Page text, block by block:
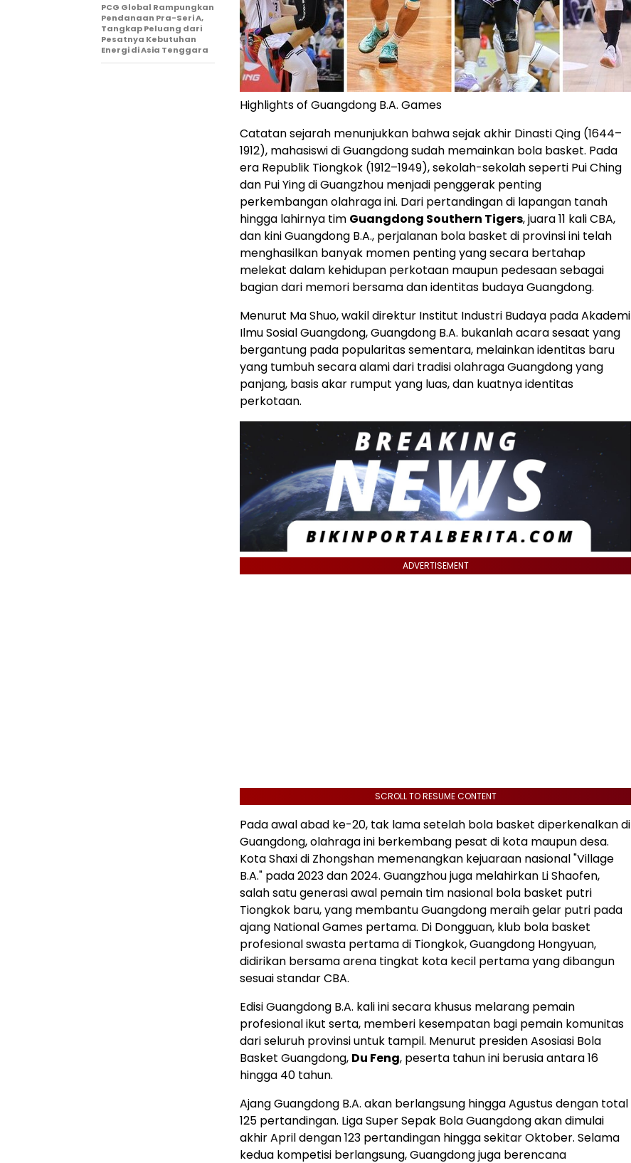
Highlights of Guangdong B.A. Games
Catatan sejarah menunjukkan bahwa sejak akhir Dinasti Qing (1644–
1912), mahasiswi di Guangdong sudah memainkan bola basket. Pada
era Republik Tiongkok (1912–1949), sekolah-sekolah seperti Pui Ching
dan Pui Ying di Guangzhou menjadi penggerak penting
perkembangan olahraga ini. Dari pertandingan di lapangan tanah
hingga lahirnya tim Guangdong Southern Tigers, juara 11 kali CBA,
dan kini Guangdong B.A., perjalanan bola basket di provinsi ini telah
menghasilkan banyak momen penting yang secara bertahap
melekat dalam kehidupan perkotaan maupun pedesaan sebagai
bagian dari memori bersama dan identitas budaya Guangdong.
Menurut Ma Shuo, wakil direktur Institut Industri Budaya pada Akademi
Ilmu Sosial Guangdong, Guangdong B.A. bukanlah acara sesaat yang
bergantung pada popularitas sementara, melainkan identitas baru
yang tumbuh secara alami dari tradisi olahraga Guangdong yang
panjang, basis akar rumput yang luas, dan kuatnya identitas
perkotaan.
ADVERTISEMENT
SCROLL TO RESUME CONTENT
Pada awal abad ke-20, tak lama setelah bola basket diperkenalkan di
Guangdong, olahraga ini berkembang pesat di kota maupun desa.
Kota Shaxi di Zhongshan memenangkan kejuaraan nasional "Village
B.A." pada 2023 dan 2024. Guangzhou juga melahirkan Li Shaofen,
salah satu generasi awal pemain tim nasional bola basket putri
Tiongkok baru, yang membantu Guangdong meraih gelar putri pada
ajang National Games pertama. Di Dongguan, klub bola basket
profesional swasta pertama di Tiongkok, Guangdong Hongyuan,
didirikan bersama arena tingkat kota kecil pertama yang dibangun
sesuai standar CBA.
Edisi Guangdong B.A. kali ini secara khusus melarang pemain
profesional ikut serta, memberi kesempatan bagi pemain komunitas
dari seluruh provinsi untuk tampil. Menurut presiden Asosiasi Bola
Basket Guangdong, Du Feng, peserta tahun ini berusia antara 16
hingga 40 tahun.
Ajang Guangdong B.A. akan berlangsung hingga Agustus dengan total
125 pertandingan. Liga Super Sepak Bola Guangdong akan dimulai
akhir April dengan 123 pertandingan hingga sekitar Oktober. Selama
kedua kompetisi berlangsung, Guangdong juga berencana
PCG Global Rampungkan
Pendanaan Pra-Seri A,
Tangkap Peluang dari
Pesatnya Kebutuhan
Energi di Asia Tenggara